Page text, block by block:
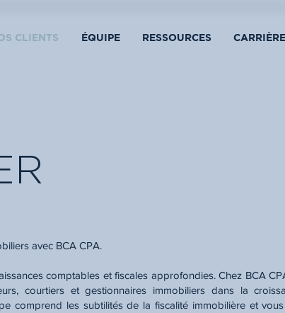
CLIENTS ÉQUIPE RESSOURCES
avec BCA CPA.
comptables et fiscales approfondies. Chez BCA
courtiers et gestionnaires immobiliers dans la
comprend les subtilités de la fiscalité immobilière et